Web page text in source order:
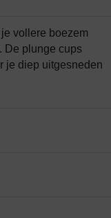
vollere boezem
De plunge cups
je diep uitgesneden